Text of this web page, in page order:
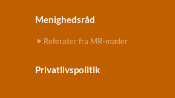
Menighedsråd
Referater fra MR-møder
Privatlivspolitik